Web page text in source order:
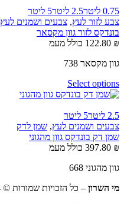
0.75 ליטר 2.5 ליטר
5 ליטר
צבע לזור לעץ, צבעים ושמנים לעץ
בונדקס לזור גוון מקסאר
122.80 ₪
כולל מעמ
גוון מקסאר 738
Select options
2.5 ליטר
5 ליטר
צבעים ושמנים לעץ, שמן לדק
שמן דק בונדקס גוון מהגוני
397.80 ₪
כולל מעמ
גוון מהגוני 668
מי השרון – כל הזכויות שמורות © 2024